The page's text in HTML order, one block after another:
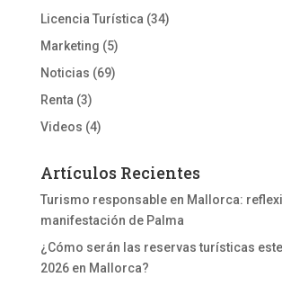
Licencia Turística (34)
Marketing (5)
Noticias (69)
Renta (3)
Videos (4)
Artículos Recientes
Turismo responsable en Mallorca:
manifestación de Palma
¿Cómo serán las reservas turísticas
2026 en Mallorca?